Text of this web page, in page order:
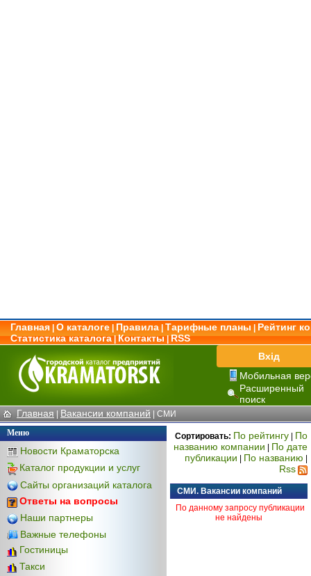
Главная О каталоге Правила Тарифные планы
Рейтинг
Статистика каталога|Контакты|RSS
Вхід
Мобильная
Расширенный
поиск
Главная | Вакансии компаний | СМИ
Меню
Новости Краматорска
Каталог продукции и услуг
Сайты организаций каталога
Ответы на вопросы
Наши партнеры
Важные телефоны
Гостиницы
Такси
Сортировать: По рейтингу
По
названию компании
По дате
публикации
По названию
Rss
СМИ. Вакансии компаний
По данному запросу публикации
не найдены